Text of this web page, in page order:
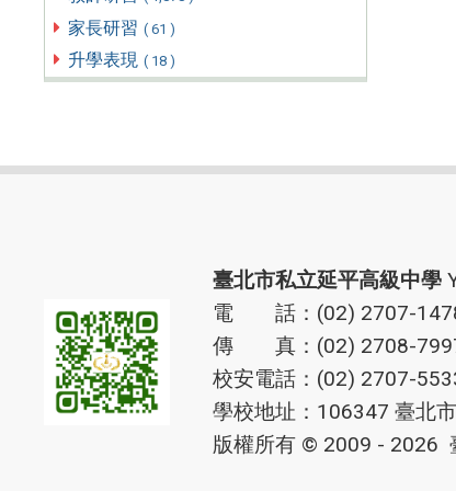
家長研習 ( 61 )
升學表現 ( 18 )
臺北市私立延平高級中學
電 話：(02) 2707-
傳 真：(02) 2708-
校安電話：(02) 2707-
學校地址：106347 臺北
版權所有 © 2009 - 2026